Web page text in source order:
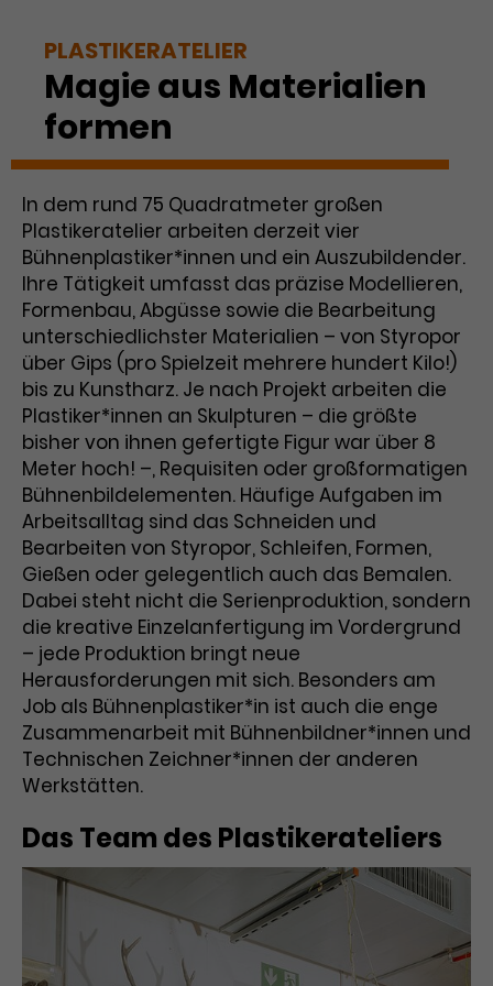
geschützten Bereichen gewährt.
Name cookie_optin
Anbieter TYPO3
Laufzeit 1 Monat
Zweck
Enthält die gewählten Tracking-
Optin-Einstellungen.
Laufzeit 2 Jahre
Zweck
Dieses Cookie wird von Google
wird verwendet, um
Besucher*innen-, Sitzungs- und
und die Nutzung der Website für
den Analysebericht der Website zu
verfolgen. Die Cookies speichern
Informationen anonym und weisen
eine zufallsgenerierte Nummer zu,
um Besuche zu erkennen.
Name _gid
Anbieter Google Analytics
Laufzeit 1 Tag
Zweck
Dieses Cookie wird von Google
Analytics installiert. Das Cookie
wird verwendet, um Informationen
darüber zu speichern, wie
Besucher*innen eine Website
nutzen, und hilft bei der Erstellung
eines Analyseberichts über die
Performance der Website. Die
erhobenen Daten umfassen in
der Besuche, die Quelle, aus der sie
stammen, und die besuchten
Seiten.
_gat_UA-63561367-1
Diese Gruppe beinhaltet alle Scripte, die es uns
ermöglichen die Leistung unserer
Werbekampagnen zu analysieren und
Conversions zu messen. Außerdem helfen sie
uns dabei Werbeanzeigen und Inhalte besser auf
die Interessen unserer Nutzer abzustimmen.
Anbieter Google Ads
Laufzeit 3 Monate
Zweck
Wird von Google verwendet, um
die Effizienz von Werbeanzeigen zu
messen und Conversions zu
speichern. Dieses Cookie hilft dabei
nachzuvollziehen, ob Nutzer über
Google-Anzeigen auf unsere
Website gelangt sind.
Name _gcl_aw
Anbieter Google Ads
Laufzeit 3 Monate
Zweck
Dieses Cookie speichert
Informationen zu Werbeklicks und
dient der Zuordnung von
_gcl_dc
Anbieter Google / DoubleClick
PLASTIKERATELIER
Magie aus Materialien
formen
In dem rund 75 Quadratmeter großen
Plastikeratelier arbeiten derzeit vier
Bühnenplastiker*innen und ein Auszubildender.
Ihre Tätigkeit umfasst das präzise Modellieren,
Formenbau, Abgüsse sowie die Bearbeitung
unterschiedlichster Materialien – von Styropor
über Gips (pro Spielzeit mehrere hundert Kilo!)
bis zu Kunstharz. Je nach Projekt arbeiten die
Plastiker*innen an Skulpturen – die größte
bisher von ihnen gefertigte Figur war über 8
Meter hoch! –, Requisiten oder großformatigen
Bühnenbildelementen. Häufige Aufgaben im
Arbeitsalltag sind das Schneiden und
Bearbeiten von Styropor, Schleifen, Formen,
Gießen oder gelegentlich auch das Bemalen.
Dabei steht nicht die Serienproduktion, sondern
die kreative Einzelanfertigung im Vordergrund
– jede Produktion bringt neue
Herausforderungen mit sich. Besonders am
Job als Bühnenplastiker*in ist auch die enge
Zusammenarbeit mit Bühnenbildner*innen und
Technischen Zeichner*innen der anderen
Werkstätten.
Das Team des Plastikerateliers